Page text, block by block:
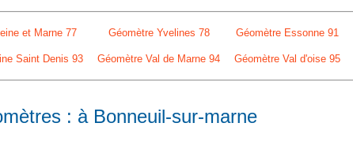
et Marne 77 Géomètre Yvelines 78 Géomètre Essonne 91
Saint Denis 93 Géomètre Val de Marne 94 Géomètre Val d'oise 95
: à Bonneuil-sur-marne